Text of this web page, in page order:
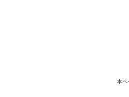
本ペ